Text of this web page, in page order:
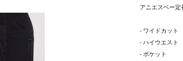
アニエスベー定
- ワイドカット
- ハイウエスト
- ポケット